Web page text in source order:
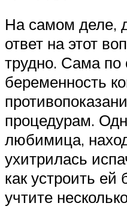
На самом деле,
ответ на этот
трудно. Сама по
беременность
процедурам.
любимица,
ухитрилась
как устроить ей
учтите